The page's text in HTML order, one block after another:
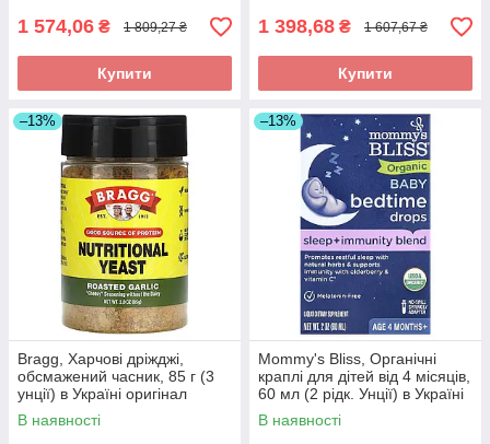
1 574,06 ₴ 1 809,27 ₴
Купити
1 398,68 ₴ 1 607,67 ₴
Купити
–13%
Bragg, Харчові дріжджі,
обсмажений часник, 85 г (3
унції) в Україні оригінал
В наявності
–13%
Mommy's Bliss, Органічні
краплі для дітей від 4 місяців,
60 мл (2 рідк. Унції) в Україні
оригінал
В наявності